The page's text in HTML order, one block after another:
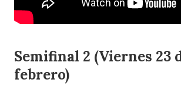
Semifinal 2 (Viernes 23
febrero)